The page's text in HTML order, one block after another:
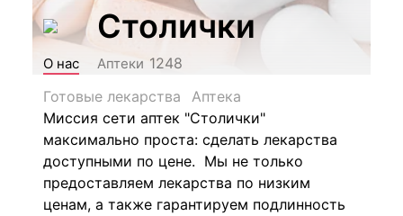
Столички
О нас Аптеки 1248
Готовые лекарства
Аптека
Миссия сети аптек "Столички"
максимально проста: сделать лекарства
доступными по цене. Мы не только
предоставляем лекарства по низким
ценам, а также гарантируем подлинность